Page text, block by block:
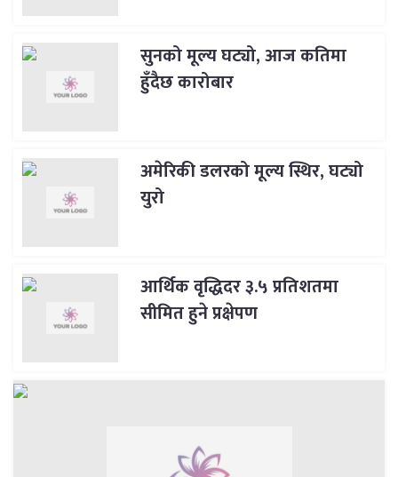
सुनको मूल्य घट्यो, आज कतिमा
हुँदैछ कारोबार
अमेरिकी डलरको मूल्य स्थिर, घट्यो
युरो
आर्थिक वृद्धिदर ३.५ प्रतिशतमा
सीमित हुने प्रक्षेपण